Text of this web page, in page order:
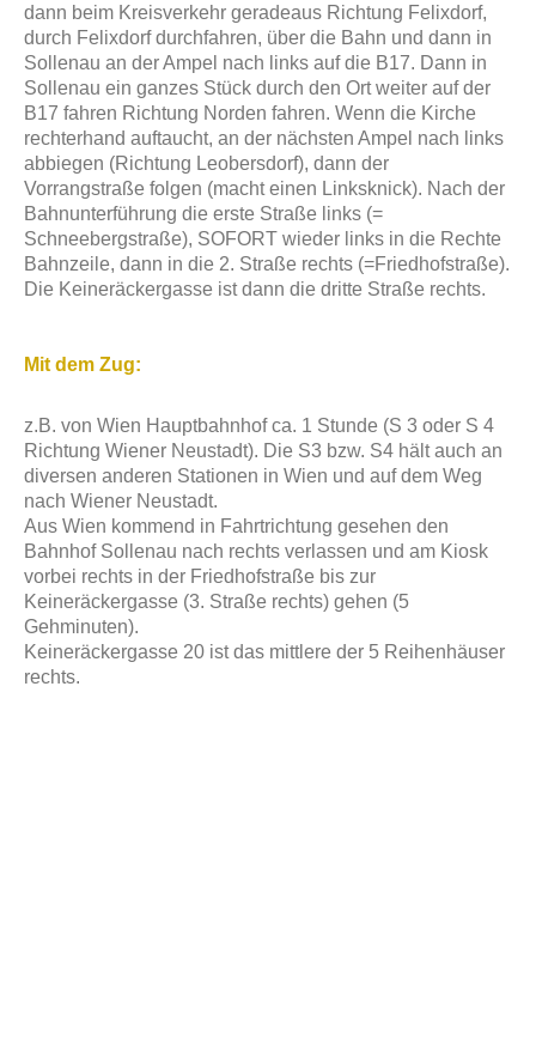
dann beim Kreisverkehr geradeaus Richtung Felixdorf,
durch Felixdorf durchfahren, über die Bahn und dann in
Sollenau an der Ampel nach links auf die B17. Dann in
Sollenau ein ganzes Stück durch den Ort weiter auf der
B17 fahren Richtung Norden fahren. Wenn die Kirche
rechterhand auftaucht, an der nächsten Ampel nach links
abbiegen (Richtung Leobersdorf), dann der
Vorrangstraße folgen (macht einen Linksknick). Nach der
Bahnunterführung die erste Straße links (=
Schneebergstraße), SOFORT wieder links in die Rechte
Bahnzeile, dann in die 2. Straße rechts (=Friedhofstraße).
Die Keineräckergasse ist dann die dritte Straße rechts.
Mit dem Zug:
z.B. von Wien Hauptbahnhof ca. 1 Stunde (S 3 oder S 4
Richtung Wiener Neustadt). Die S3 bzw. S4 hält auch an
diversen anderen Stationen in Wien und auf dem Weg
nach Wiener Neustadt.
Aus Wien kommend in Fahrtrichtung gesehen den
Bahnhof Sollenau nach rechts verlassen und am Kiosk
vorbei rechts in der Friedhofstraße bis zur
Keineräckergasse (3. Straße rechts) gehen (5
Gehminuten).
Keineräckergasse 20 ist das mittlere der 5 Reihenhäuser
rechts.